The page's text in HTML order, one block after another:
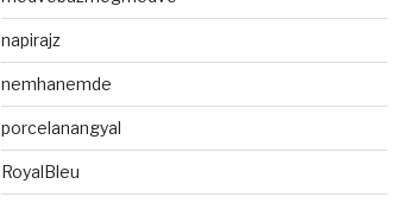
napirajz
nemhanemde
porcelanangyal
RoyalBleu